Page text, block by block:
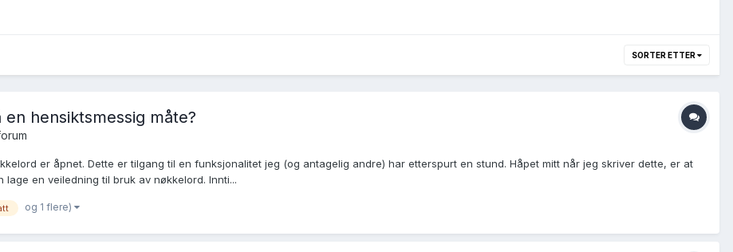
SORTER ETTER
hensiktsmessig måte?
er åpnet. Dette er tilgang til en funksjonalitet jeg (og antagelig andre) har etterspurt en stund. Håpet mitt når jeg skriver dette, er at
en veiledning til bruk av nøkkelord. Innti...
og 1 flere)